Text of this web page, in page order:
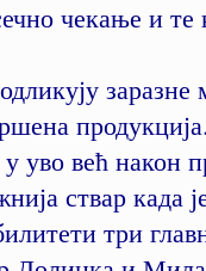
чекање и те
заразне
уво већ након
ствар када
три